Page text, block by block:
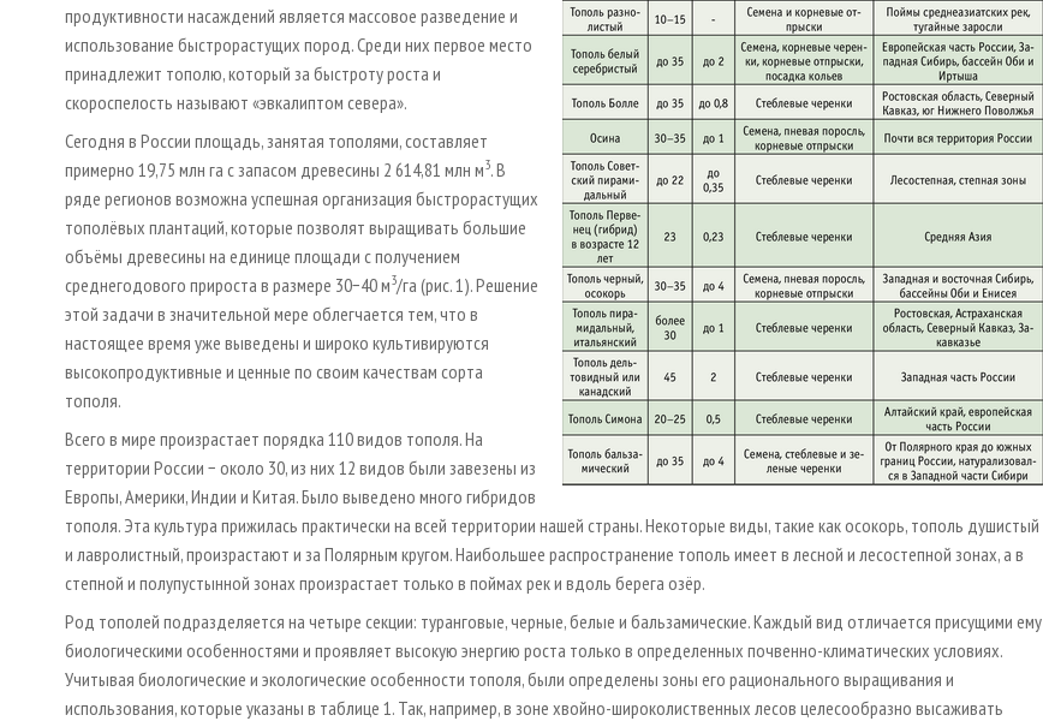
продуктивности насаждений является массовое разведение и
использование быстрорастущих пород. Среди них первое место
принадлежит тополю, который за быстроту роста и
скороспелость называют «эвкалиптом севера».
Сегодня в России площадь, занятая тополями, составляет
примерно 19,75 млн га с запасом древесины 2 614,81 млн м3. В
ряде регионов возможна успешная организация быстрорастущих
тополёвых плантаций, которые позволят выращивать большие
объёмы древесины на единице площади с получением
среднегодового прироста в размере 30−40 м3/га (рис. 1). Решение
этой задачи в значительной мере облегчается тем, что в
настоящее время уже выведены и широко культивируются
высокопродуктивные и ценные по своим качествам сорта
тополя.
Всего в мире произрастает порядка 110 видов тополя. На
территории России − около 30, из них 12 видов были завезены из
Европы, Америки, Индии и Китая. Было выведено много гибридов
тополя. Эта культура прижилась практически на всей территории нашей страны. Некоторые виды, такие как осокорь, тополь душистый
и лавролистный, произрастают и за Полярным кругом. Наибольшее распространение тополь имеет в лесной и лесостепной зонах, а в
степной и полупустынной зонах произрастает только в поймах рек и вдоль берега озёр.
Род тополей подразделяется на четыре секции: туранговые, черные, белые и бальзамические. Каждый вид отличается присущими ему
биологическими особенностями и проявляет высокую энергию роста только в определенных почвенно-климатических условиях.
Учитывая биологические и экологические особенности тополя, были определены зоны его рационального выращивания и
использования, которые указаны в таблице 1. Так, например, в зоне хвойно-широколиственных лесов целесообразно высаживать